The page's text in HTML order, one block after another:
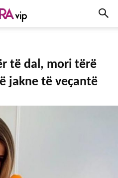
të dal, mori tërë
jakne të veҫantë